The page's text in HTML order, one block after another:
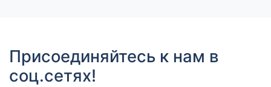
Присоединяйтесь к нам в
соц.сетях!